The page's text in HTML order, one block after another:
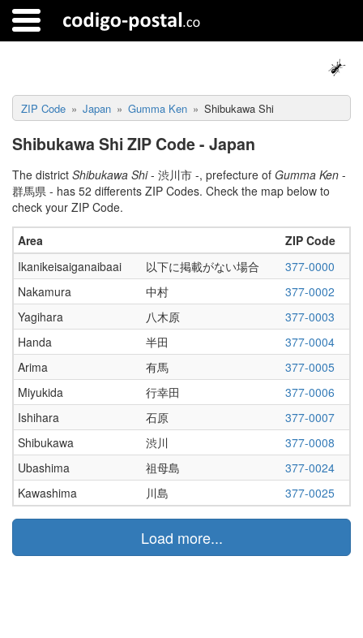
ZIP Code Japan Gumma Ken Shibukawa Shi
Shibukawa Shi ZIP Code - Japan
The district Shibukawa Shi- 渋川市 -, prefecture of Gumma Ken -
群馬県 - has 52 differents ZIP Codes. Check the map below to
check your ZIP Code.
Area
ZIP Code
Ikanikeisaiganaibaai
以下に掲載がない場合
377-0000
Nakamura
中村
377-0002
Yagihara
八木原
377-0003
Handa
半田
377-0004
Arima
有馬
377-0005
Miyukida
行幸田
377-0006
Ishihara
石原
377-0007
Shibukawa
渋川
377-0008
Ubashima
祖母島
377-0024
Kawashima
川島 377-0025
Load more...